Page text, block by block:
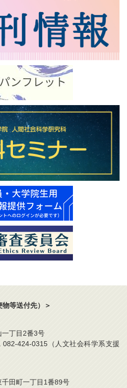
等送付先）＞
丁目2番3号
424-0315（人文社会科学系支援
田町一丁目1番89号